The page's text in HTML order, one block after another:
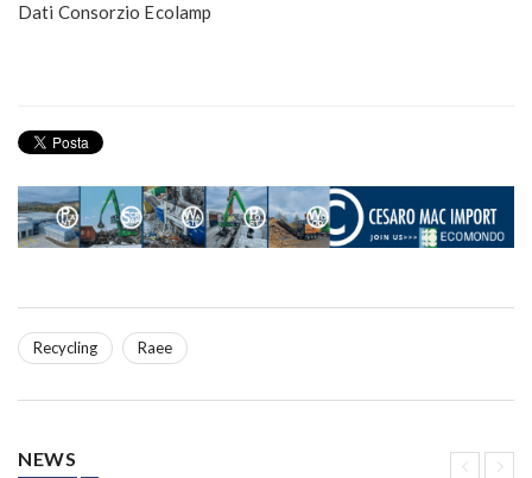
Dati Consorzio Ecolamp
Recycling Raee
NEWS